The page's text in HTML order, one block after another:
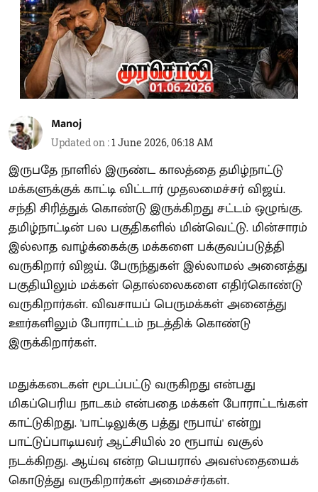
Manoj
Updated on :1 June 2026, 06:18 AM
இருபதே நாளில் இருண்ட காலத்தை தமிழ்நாட்டு
மக்களுக்குக் காட்டி விட்டார் முதலமைச்சர் விஜய்.
சந்தி சிரித்துக் கொண்டு இருக்கிறது சட்டம் ஒழுங்கு.
தமிழ்நாட்டின் பல பகுதிகளில் மின்வெட்டு. மின்சாரம்
இல்லாத வாழ்க்கைக்கு மக்களை பக்குவப்படுத்தி
வருகிறார் விஜய். பேருந்துகள் இல்லாமல் அனைத்து
பகுதியிலும் மக்கள் தொல்லைகளை எதிர்கொண்டு
வருகிறார்கள். விவசாயப் பெருமக்கள் அனைத்து
ஊர்களிலும் போராட்டம் நடத்திக் கொண்டு
இருக்கிறார்கள்.
மதுக்கடைகள் மூடப்பட்டு வருகிறது என்பது
மிகப்பெரிய நாடகம் என்பதை மக்கள் போராட்டங்கள்
காட்டுகிறது. 'பாட்டிலுக்கு பத்து ரூபாய்' என்று
பாட்டுப்பாடியவர் ஆட்சியில் 20 ரூபாய் வசூல்
நடக்கிறது. ஆய்வு என்ற பெயரால் அவஸ்தையைக்
கொடுத்து வருகிறார்கள் அமைச்சர்கள்.